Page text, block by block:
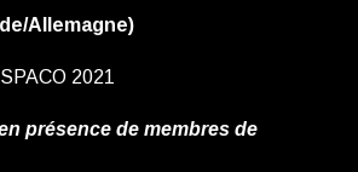
Allemagne)
2021
présence de membres de